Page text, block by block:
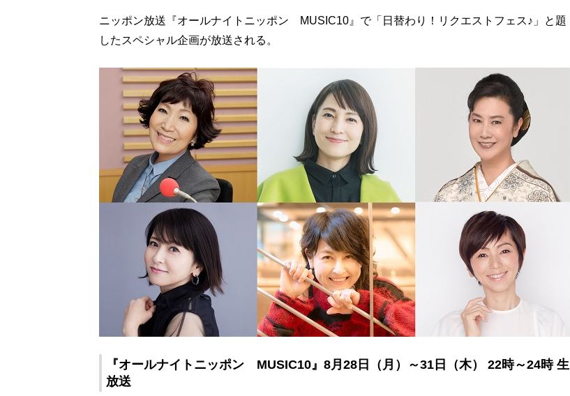
ニッポン放送『オールナイトニッポン MUSIC10』で「日替わり！リクエストフェス♪」と題
したスペシャル企画が放送される。
『オールナイトニッポン MUSIC10』8月28日（月）～31日（木） 22時～24時 生
放送